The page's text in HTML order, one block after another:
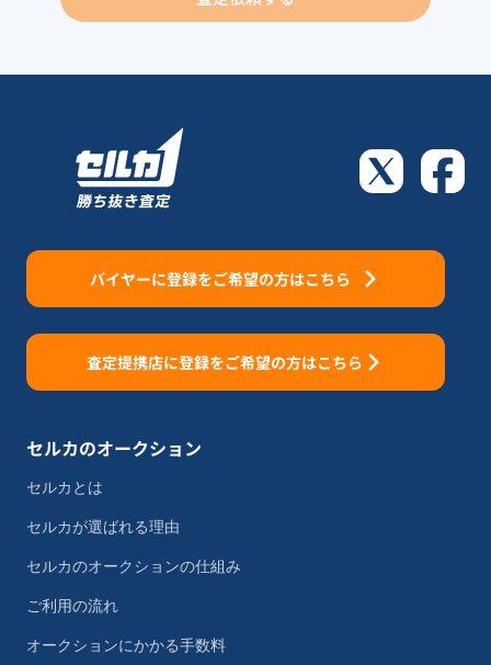
バイヤーに登録をご希望の方はこちら
査定提携店に登録をご希望の方はこちら
セルカのオークション
セルカとは
セルカが選ばれる理由
セルカのオークションの仕組み
ご利用の流れ
オークションにかかる手数料